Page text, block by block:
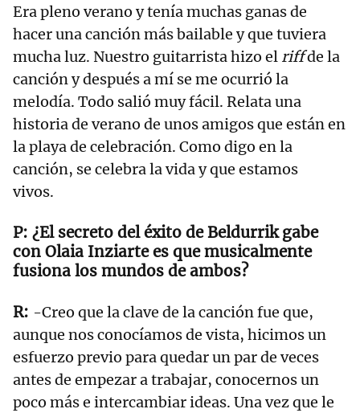
Era pleno verano y tenía muchas ganas de
hacer una canción más bailable y que tuviera
mucha luz. Nuestro guitarrista hizo el riffde la
canción y después a mí se me ocurrió la
melodía. Todo salió muy fácil. Relata una
historia de verano de unos amigos que están en
la playa de celebración. Como digo en la
canción, se celebra la vida y que estamos
vivos.
¿El secreto del éxito de Beldurrik gabe
con Olaia Inziarte es que musicalmente
fusiona los mundos de ambos?
-Creo que la clave de la canción fue que,
aunque nos conocíamos de vista, hicimos un
esfuerzo previo para quedar un par de veces
antes de empezar a trabajar, conocernos un
poco más e intercambiar ideas. Una vez que le